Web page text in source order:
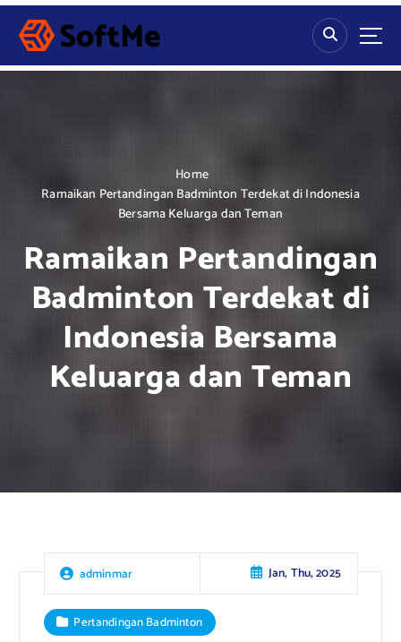
S
p
Home
Ramaikan Pertandingan Badminton Terdekat di Indonesia
Bersama Keluarga dan Teman
Ramaikan Pertandingan
Badminton Terdekat di
Indonesia Bersama
Keluarga dan Teman
adminmar Jan, Thu, 2025
Pertandingan Badminton